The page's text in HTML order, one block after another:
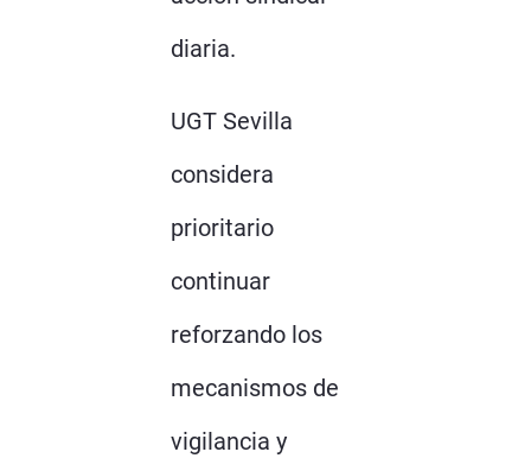
diaria.
UGT Sevilla
considera
prioritario
continuar
reforzando los
mecanismos de
vigilancia y